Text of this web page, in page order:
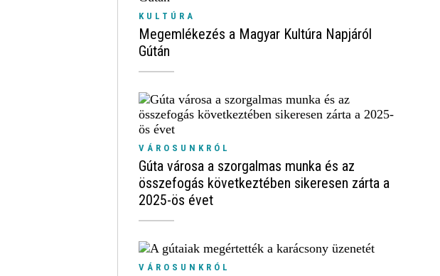
KULTÚRA
Megemlékezés a Magyar Kultúra Napjáról
Gútán
VÁROSUNKRÓL
Gúta városa a szorgalmas munka és az
összefogás következtében sikeresen zárta a
2025-ös évet
VÁROSUNKRÓL